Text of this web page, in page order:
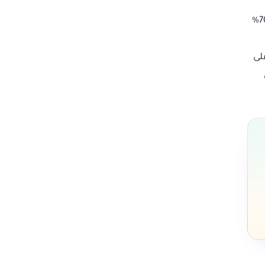
تعتبر سلات المشتريات المتروكة من أكبر التحديات التي تواجه المتاجر الإلكترونية، حيث تشير التقديرات إلى أن حوالي 70%